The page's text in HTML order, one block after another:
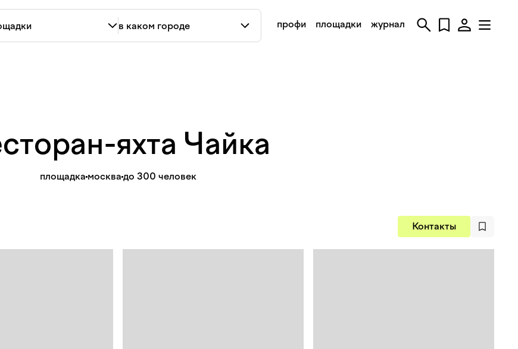
профи площадки журнал
яхта Чайка
площадкамосквадо 300 человек
Контакты